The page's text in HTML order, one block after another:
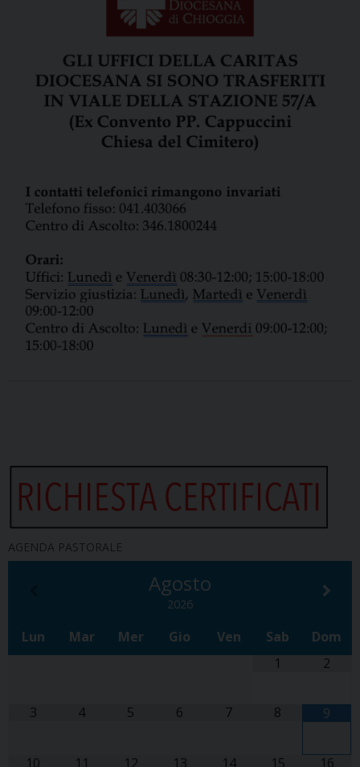
AGENDA PASTORALE
Agosto
2026
Lun Mar Mer Gio Ven Sab
Dom
1
2
3 4 5 6 7 8 9
10 11 12 13 14 15 16